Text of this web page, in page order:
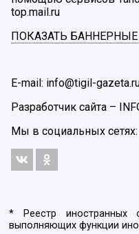
top.mail.ru
ПОКАЗАТЬ
E-mail: info@tigil-
Разработчик сайта –
Мы в социальных сетях:
* Реестр иностранных
выполняющих функции